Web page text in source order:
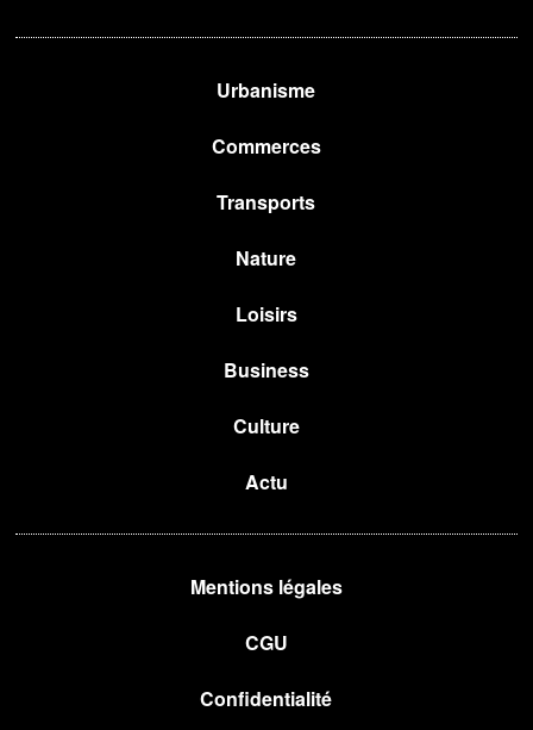
Urbanisme
Commerces
Transports
Nature
Loisirs
Business
Culture
Actu
Mentions légales
CGU
Confidentialité